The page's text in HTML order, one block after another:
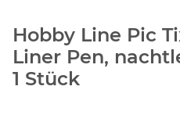
Hobby Line Pic
Liner Pen,
1 Stück